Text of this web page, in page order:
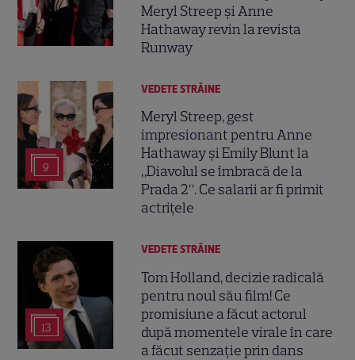
Meryl Streep și Anne
Hathaway revin la revista
Runway
9
VEDETE STRĂINE
Meryl Streep, gest
impresionant pentru Anne
Hathaway și Emily Blunt la
„Diavolul se îmbracă de la
Prada 2”. Ce salarii ar fi primit
actrițele
13
VEDETE STRĂINE
Tom Holland, decizie radicală
pentru noul său film! Ce
promisiune a făcut actorul
după momentele virale în care
a făcut senzație prin dans